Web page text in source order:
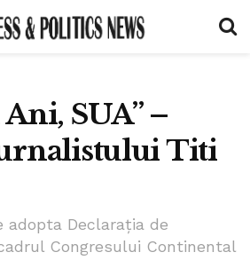
SUA” –
Titi
adopta Declarația de
Congresului Continental